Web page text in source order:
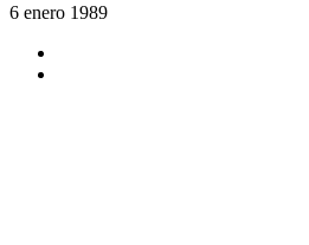
6 enero 1989